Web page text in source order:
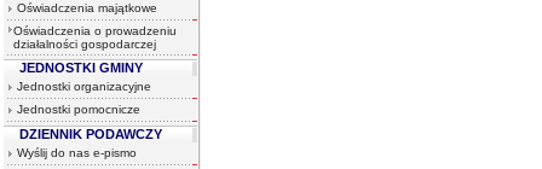
Oświadczenia majątkowe
Oświadczenia o prowadzeniu
działalności gospodarczej
JEDNOSTKI GMINY
Jednostki organizacyjne
Jednostki pomocnicze
DZIENNIK PODAWCZY
Wyślij do nas e-pismo